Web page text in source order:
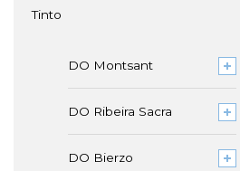
Tinto
DO Montsant
DO Ribeira Sacra
DO Bierzo